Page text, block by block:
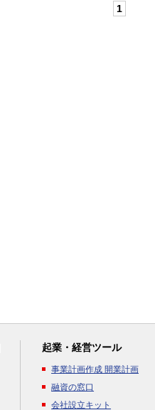
1
起業・経営ツール
事業計画作成 開業計画
融資の窓口
会社設立キット